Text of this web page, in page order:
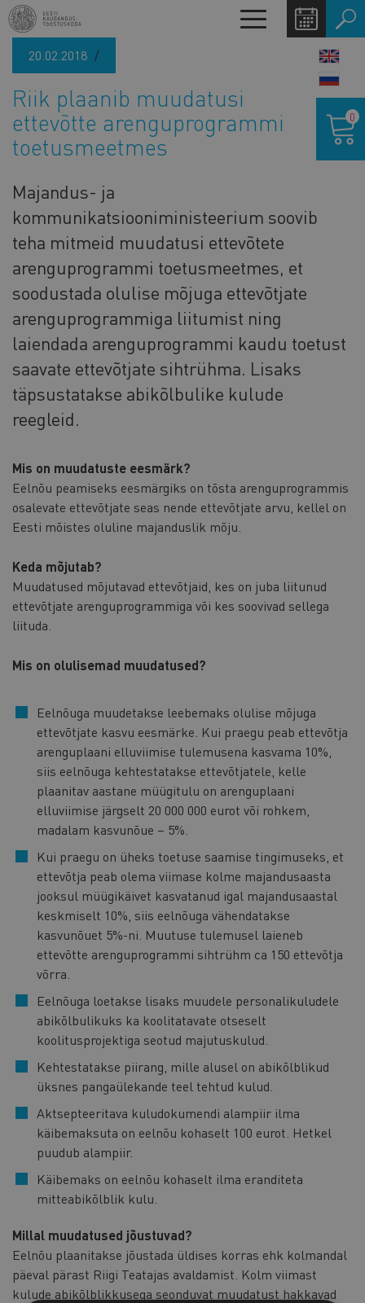
Liigu
edasi
põhisisu
Toggle
navigation
20.02.2018
Riik plaanib muudatusi
ettevõtte arenguprogrammi
toetusmeetmes
Majandus- ja
kommunikatsiooniministeerium soovib
teha mitmeid muudatusi ettevõtete
arenguprogrammi toetusmeetmes, et
soodustada olulise mõjuga ettevõtjate
arenguprogrammiga liitumist ning
laiendada arenguprogrammi kaudu toetust
saavate ettevõtjate sihtrühma. Lisaks
täpsustatakse abikõlbulike kulude
reegleid.
Mis on muudatuste eesmärk?
Eelnõu peamiseks eesmärgiks on tõsta arenguprogrammis
osalevate ettevõtjate seas nende ettevõtjate arvu, kellel on
Eesti mõistes oluline majanduslik mõju.
Keda mõjutab?
Muudatused mõjutavad ettevõtjaid, kes on juba liitunud
ettevõtjate arenguprogrammiga või kes soovivad sellega
liituda.
Mis on olulisemad muudatused?
Eelnõuga muudetakse leebemaks olulise mõjuga
ettevõtjate kasvu eesmärke. Kui praegu peab ettevõtja
arenguplaani elluviimise tulemusena kasvama 10%,
siis eelnõuga kehtestatakse ettevõtjatele, kelle
plaanitav aastane müügitulu on arenguplaani
elluviimise järgselt 20 000 000 eurot või rohkem,
madalam kasvunõue – 5%.
Kui praegu on üheks toetuse saamise tingimuseks, et
ettevõtja peab olema viimase kolme majandusaasta
jooksul müügikäivet kasvatanud igal majandusaastal
keskmiselt 10%, siis eelnõuga vähendatakse
kasvunõuet 5%-ni. Muutuse tulemusel laieneb
ettevõtte arenguprogrammi sihtrühm ca 150 ettevõtja
võrra.
Eelnõuga loetakse lisaks muudele personalikuludele
abikõlbulikuks ka koolitatavate otseselt
koolitusprojektiga seotud majutuskulud.
Kehtestatakse piirang, mille alusel on abikõlblikud
üksnes pangaülekande teel tehtud kulud.
Aktsepteeritava kuludokumendi alampiir ilma
käibemaksuta on eelnõu kohaselt 100 eurot. Hetkel
puudub alampiir.
Käibemaks on eelnõu kohaselt ilma eranditeta
mitteabikõlblik kulu.
Millal muudatused jõustuvad?
Eelnõu plaanitakse jõustada üldises korras ehk kolmandal
päeval pärast Riigi Teatajas avaldamist. Kolm viimast
kulude abikõlblikkusega seonduvat muudatust hakkavad
0